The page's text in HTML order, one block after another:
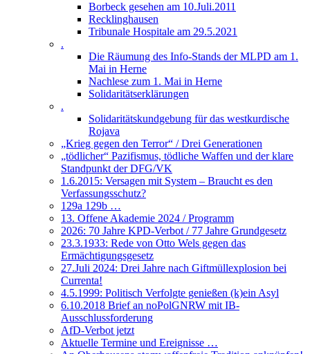
Borbeck gesehen am 10.Juli.2011
Recklinghausen
Tribunale Hospitale am 29.5.2021
.
Die Räumung des Info-Stands der MLPD am 1.
Mai in Herne
Nachlese zum 1. Mai in Herne
Solidaritätserklärungen
.
Solidaritätskundgebung für das westkurdische
Rojava
„Krieg gegen den Terror“ / Drei Generationen
„tödlicher“ Pazifismus, tödliche Waffen und der klare
Standpunkt der DFG/VK
1.6.2015: Versagen mit System – Braucht es den
Verfassungsschutz?
129a 129b …
13. Offene Akademie 2024 / Programm
2026: 70 Jahre KPD-Verbot / 77 Jahre Grundgesetz
23.3.1933: Rede von Otto Wels gegen das
Ermächtigungsgesetz
27.Juli 2024: Drei Jahre nach Giftmüllexplosion bei
Currenta!
4.5.1999: Politisch Verfolgte genießen (k)ein Asyl
6.10.2018 Brief an noPolGNRW mit IB-
Ausschlussforderung
AfD-Verbot jetzt
Aktuelle Termine und Ereignisse …